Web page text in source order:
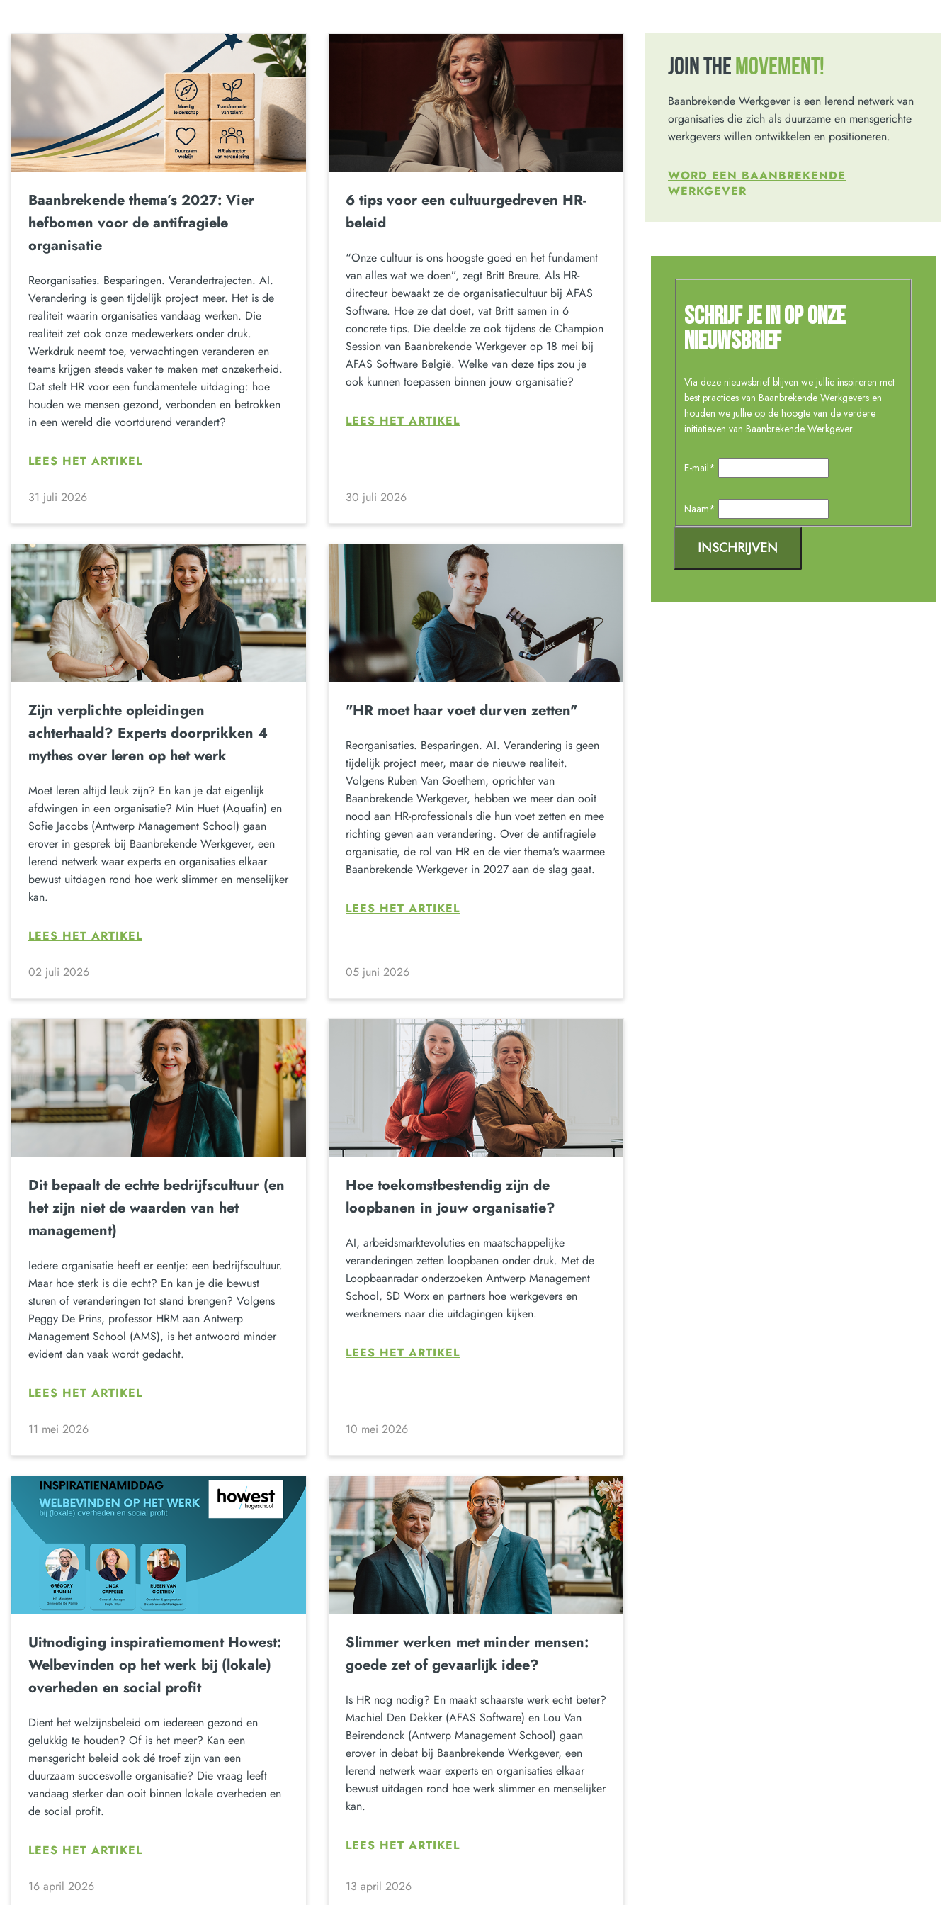
Baanbrekende thema’s 2027: Vier
hefbomen voor de antifragiele
organisatie
Reorganisaties. Besparingen. Verandertrajecten. AI.
Verandering is geen tijdelijk project meer. Het is de
realiteit waarin organisaties vandaag werken. Die
realiteit zet ook onze medewerkers onder druk.
Werkdruk neemt toe, verwachtingen veranderen en
teams krijgen steeds vaker te maken met onzekerheid.
Dat stelt HR voor een fundamentele uitdaging: hoe
houden we mensen gezond, verbonden en betrokken
in een wereld die voortdurend verandert?
LEES HET ARTIKEL
31 juli 2026
6 tips voor een cultuurgedreven HR-
beleid
“Onze cultuur is ons hoogste goed en het fundament
van alles wat we doen”, zegt Britt Breure. Als HR-
directeur bewaakt ze de organisatiecultuur bij AFAS
Software. Hoe ze dat doet, vat Britt samen in 6
concrete tips. Die deelde ze ook tijdens de Champion
Session van Baanbrekende Werkgever op 18 mei bij
AFAS Software België. Welke van deze tips zou je
ook kunnen toepassen binnen jouw organisatie?
LEES HET ARTIKEL
30 juli 2026
Zijn verplichte opleidingen
achterhaald? Experts doorprikken 4
mythes over leren op het werk
Moet leren altijd leuk zijn? En kan je dat eigenlijk
afdwingen in een organisatie? Min Huet (Aquafin) en
Sofie Jacobs (Antwerp Management School) gaan
erover in gesprek bij Baanbrekende Werkgever, een
lerend netwerk waar experts en organisaties elkaar
bewust uitdagen rond hoe werk slimmer en menselijker
kan.
LEES HET ARTIKEL
02 juli 2026
"HR moet haar voet durven zetten"
Reorganisaties. Besparingen. AI. Verandering is geen
tijdelijk project meer, maar de nieuwe realiteit.
Volgens Ruben Van Goethem, oprichter van
Baanbrekende Werkgever, hebben we meer dan ooit
nood aan HR-professionals die hun voet zetten en mee
richting geven aan verandering. Over de antifragiele
organisatie, de rol van HR en de vier thema's waarmee
Baanbrekende Werkgever in 2027 aan de slag gaat.
LEES HET ARTIKEL
05 juni 2026
Dit bepaalt de echte bedrijfscultuur (en
het zijn niet de waarden van het
management)
Iedere organisatie heeft er eentje: een bedrijfscultuur.
Maar hoe sterk is die echt? En kan je die bewust
sturen of veranderingen tot stand brengen? Volgens
Peggy De Prins, professor HRM aan Antwerp
Management School (AMS), is het antwoord minder
evident dan vaak wordt gedacht.
LEES HET ARTIKEL
11 mei 2026
Hoe toekomstbestendig zijn de
loopbanen in jouw organisatie?
AI, arbeidsmarktevoluties en maatschappelijke
veranderingen zetten loopbanen onder druk. Met de
Loopbaanradar onderzoeken Antwerp Management
School, SD Worx en partners hoe werkgevers en
werknemers naar die uitdagingen kijken.
LEES HET ARTIKEL
10 mei 2026
Uitnodiging inspiratiemoment Howest:
Welbevinden op het werk bij (lokale)
overheden en social profit
Dient het welzijnsbeleid om iedereen gezond en
gelukkig te houden? Of is het meer? Kan een
mensgericht beleid ook dé troef zijn van een
duurzaam succesvolle organisatie? Die vraag leeft
vandaag sterker dan ooit binnen lokale overheden en
de social profit.
LEES HET ARTIKEL
16 april 2026
Slimmer werken met minder mensen:
goede zet of gevaarlijk idee?
Is HR nog nodig? En maakt schaarste werk echt beter?
Machiel Den Dekker (AFAS Software) en Lou Van
Beirendonck (Antwerp Management School) gaan
erover in debat bij Baanbrekende Werkgever, een
lerend netwerk waar experts en organisaties elkaar
bewust uitdagen rond hoe werk slimmer en menselijker
kan.
LEES HET ARTIKEL
13 april 2026
JOIN THE MOVEMENT!
Baanbrekende Werkgever is een lerend netwerk van
organisaties die zich als duurzame en mensgerichte
werkgevers willen ontwikkelen en positioneren.
WORD EEN BAANBREKENDE
WERKGEVER